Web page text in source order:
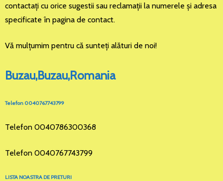
contactaţi cu orice sugestii sau reclamaţii la numerele şi adresa
specificate în pagina de contact.
Vă mulţumim pentru că sunteţi alături de noi!
Buzau,Buzau,Romania
Telefon 0040767743799
Telefon 0040786300368
Telefon 0040767743799
LISTA NOASTRA DE PRETURI